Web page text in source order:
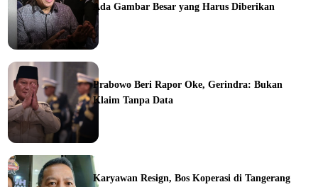
Ada Gambar Besar yang Harus Diberikan
Prabowo Beri Rapor Oke, Gerindra: Bukan
Klaim Tanpa Data
Karyawan Resign, Bos Koperasi di Tangerang